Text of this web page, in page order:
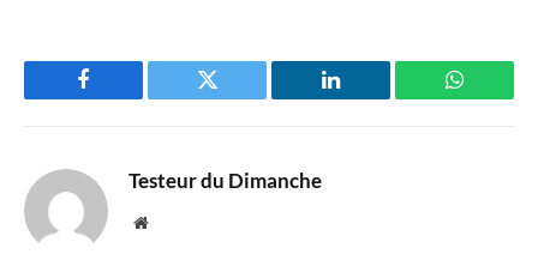
Facebook Twitter LinkedIn
Testeur du Dimanche
Website